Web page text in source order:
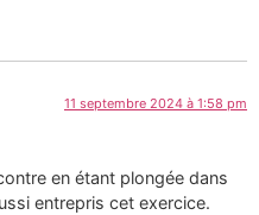
11 septembre 2024 à 1:58 pm
en étant plongée dans
entrepris cet exercice.